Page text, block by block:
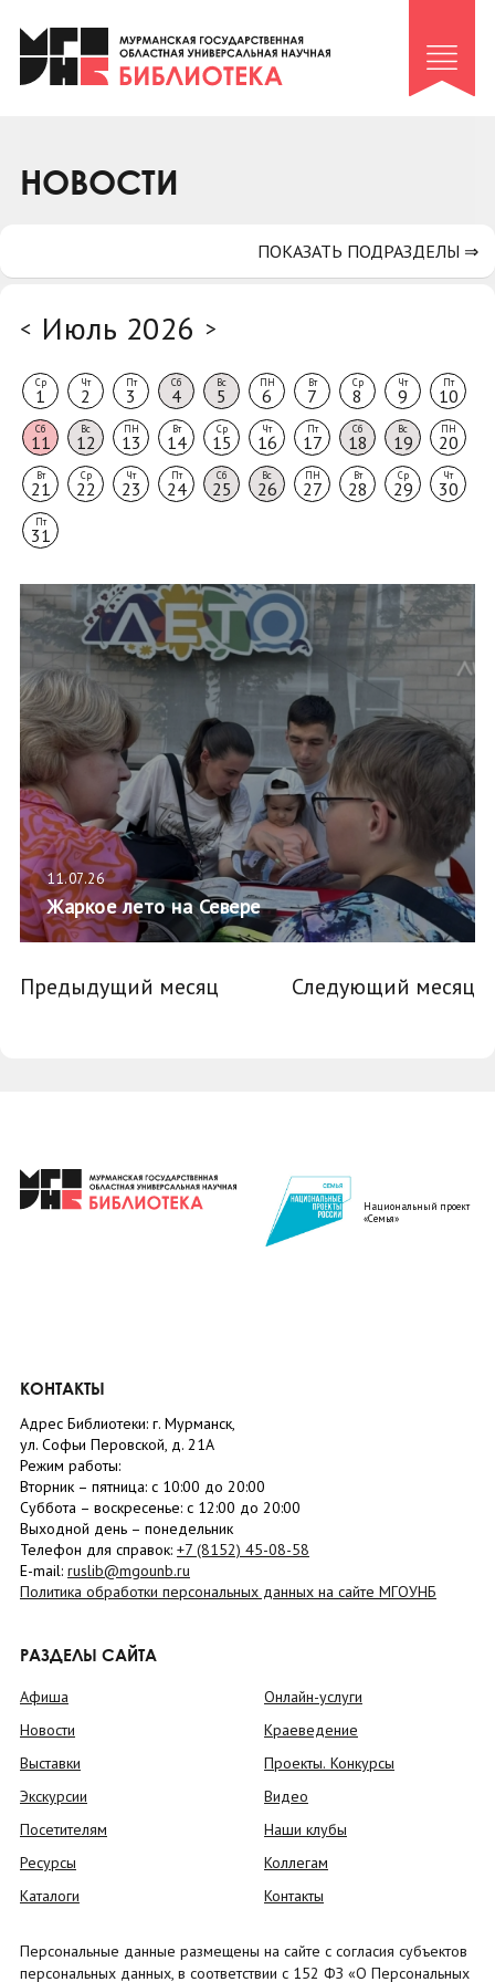
Клуб «Гиря и сельдерей»
Клуб «Семейный архив»
Коллегам
НОВОСТИ
< Июль 2026 >
Ср
1
Чт
2
Пт
3
Сб
4
Вс
5
ПН
6
Вт
7
Ср
8
Чт
9
Пт
10
Сб
11
Вс
12
ПН
13
Вт
14
Ср
15
Чт
16
Пт
17
Сб
18
Вс
19
ПН
20
Вт
21
Ср
22
Чт
23
Пт
24
Сб
25
Вс
26
ПН
27
Вт
28
Ср
29
Чт
30
Пт
31
11.07.26
Жаркое лето на Севере
Предыдущий месяц Следующий месяц
ПОКАЗАТЬ ПОДРАЗДЕЛЫ ⇒
Национальный проект
«Семья»
КОНТАКТЫ
Адрес Библиотеки: г. Мурманск,
ул. Софьи Перовской, д. 21А
Режим работы:
Вторник – пятница: с 10:00 до 20:00
Суббота – воскресенье: c 12:00 до 20:00
Выходной день – понедельник
Телефон для справок: +7 (8152) 45-08-58
E-mail: ruslib@mgounb.ru
Политика обработки персональных данных на сайте МГОУНБ
РАЗДЕЛЫ САЙТА
Афиша
Новости
Выставки
Экскурсии
Посетителям
Ресурсы
Каталоги
Онлайн-услуги
Краеведение
Проекты. Конкурсы
Видео
Наши клубы
Коллегам
Контакты
Персональные данные размещены на сайте с согласия субъектов
персональных данных, в соответствии с 152 ФЗ «О Персональных